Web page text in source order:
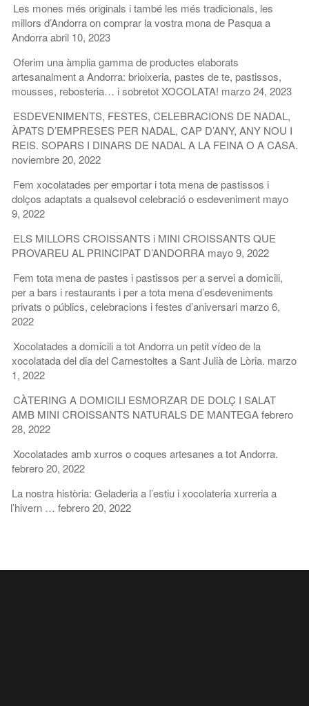
Les mones més originals i també les més tradicionals, les
millors d’Andorra on comprar la vostra mona de Pasqua a
Andorraabril 10, 2023
Oferim una àmplia gamma de productes elaborats
artesanalment a Andorra: brioixeria, pastes de te, pastissos,
mousses, rebosteria… i sobretot XOCOLATA! marzo 24, 2023
ESDEVENIMENTS, FESTES, CELEBRACIONS DE NADAL,
ÀPATS D’EMPRESES PER NADAL, CAP D’ANY, ANY NOU I
REIS. SOPARS I DINARS DE NADAL A LA FEINA O A CASA.
noviembre 20, 2022
Fem xocolatades per emportar i tota mena de pastissos i
dolços adaptats a qualsevol celebració o esdeveniment mayo
9, 2022
ELS MILLORS CROISSANTS i MINI CROISSANTS QUE
PROVAREU AL PRINCIPAT D’ANDORRA mayo 9, 2022
Fem tota mena de pastes i pastissos per a servei a domicili,
per a bars i restaurants i per a tota mena d’esdeveniments
privats o públics, celebracions i festes d’aniversari marzo 6,
2022
Xocolatades a domicili a tot Andorra un petit vídeo de la
xocolatada del dia del Carnestoltes a Sant Julià de Lòria. marzo
1, 2022
CÀTERING A DOMICILI ESMORZAR DE DOLÇ I SALAT
AMB MINI CROISSANTS NATURALS DE MANTEGAfebrero
28, 2022
Xocolatades amb xurros o coques artesanes a tot Andorra.
febrero 20, 2022
La nostra història: Geladeria a l’estiu i xocolateria xurreria a
l’hivern … febrero 20, 2022